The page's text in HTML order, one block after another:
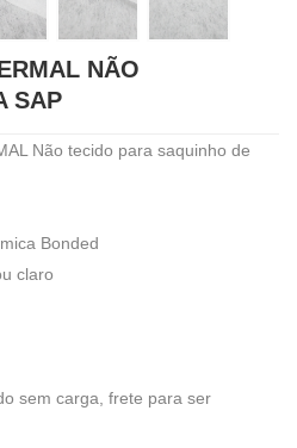
NÃO
SAP
Não tecido para saquinho de
Bonded
claro
sem carga, frete para ser